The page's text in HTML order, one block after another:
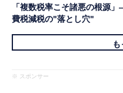
「複数税率こそ諸悪の根源
費税減税の"落とし穴"
も
※ スポンサー